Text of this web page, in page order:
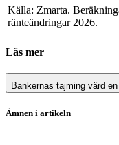
Källa: Zmarta.
ränteändringar 2026.
Läs mer
Bankernas tajming värd
Ämnen i artikeln